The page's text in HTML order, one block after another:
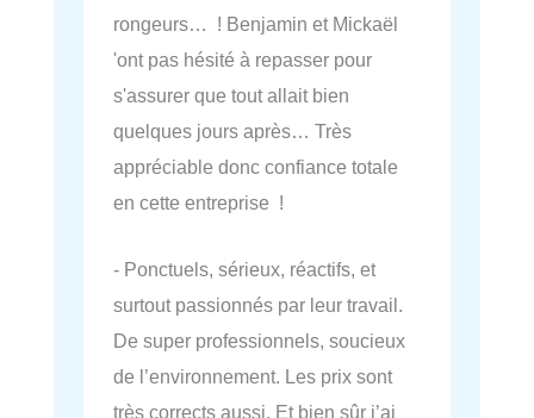
rongeurs… ! Benjamin et Mickaël
'ont pas hésité à repasser pour
s'assurer que tout allait bien
quelques jours après… Très
appréciable donc confiance totale
en cette entreprise !
- Ponctuels, sérieux, réactifs, et
surtout passionnés par leur travail.
De super professionnels, soucieux
de l’environnement. Les prix sont
très corrects aussi. Et bien sûr j’ai